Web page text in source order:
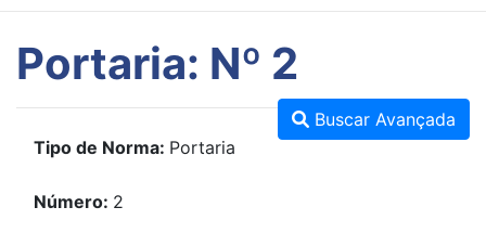
Portaria: Nº 2
Buscar Avançada
Tipo de Norma: Portaria
Número: 2